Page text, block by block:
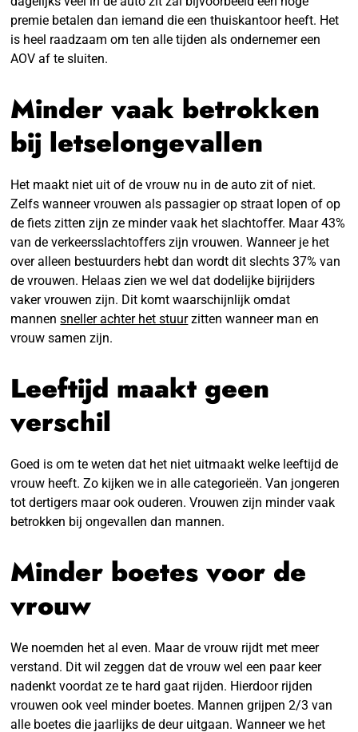
premie betalen dan iemand die een thuiskantoor heeft. Het
is heel raadzaam om ten alle tijden als ondernemer een
AOV af te sluiten.
Minder vaak betrokken
bij letselongevallen
Het maakt niet uit of de vrouw nu in de auto zit of niet.
Zelfs wanneer vrouwen als passagier op straat lopen of op
de fiets zitten zijn ze minder vaak het slachtoffer. Maar 43%
van de verkeersslachtoffers zijn vrouwen. Wanneer je het
over alleen bestuurders hebt dan wordt dit slechts 37% van
de vrouwen. Helaas zien we wel dat dodelijke bijrijders
vaker vrouwen zijn. Dit komt waarschijnlijk omdat
mannensneller achter het stuurzitten wanneer man en
vrouw samen zijn.
Leeftijd maakt geen
verschil
Goed is om te weten dat het niet uitmaakt welke leeftijd de
vrouw heeft. Zo kijken we in alle categorieën. Van jongeren
tot dertigers maar ook ouderen. Vrouwen zijn minder vaak
betrokken bij ongevallen dan mannen.
Minder boetes voor de
vrouw
We noemden het al even. Maar de vrouw rijdt met meer
verstand. Dit wil zeggen dat de vrouw wel een paar keer
nadenkt voordat ze te hard gaat rijden. Hierdoor rijden
vrouwen ook veel minder boetes. Mannen grijpen 2/3 van
alle boetes die jaarlijks de deur uitgaan. Wanneer we het